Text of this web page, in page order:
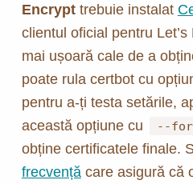
Encrypttrebuie instalat
clientul oficial pentru
mai ușoară cale de a
poate rula certbot cu
pentru a-ți testa setările,
această opțiune cu
--
obține certificatele finale.
frecvențăcare asigură că